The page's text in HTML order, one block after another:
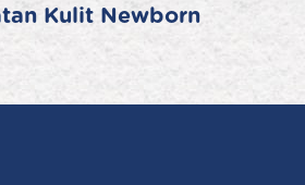
Kulit Newborn